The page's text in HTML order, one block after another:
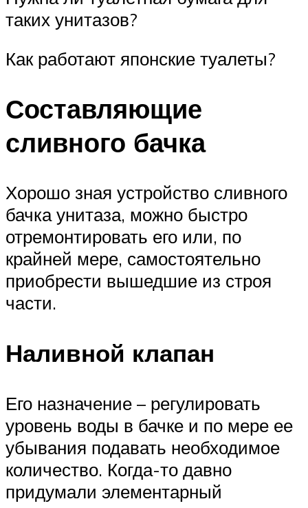
таких унитазов?
Как работают японские туалеты?
Составляющие
сливного бачка
Хорошо зная устройство сливного
бачка унитаза, можно быстро
отремонтировать его или, по
крайней мере, самостоятельно
приобрести вышедшие из строя
части.
Наливной клапан
Его назначение – регулировать
уровень воды в бачке и по мере ее
убывания подавать необходимое
количество. Когда-то давно
придумали элементарный